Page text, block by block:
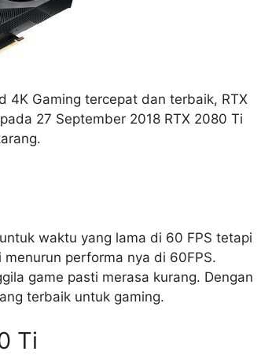
4K Gaming tercepat dan terbaik, RTX
27 September 2018 RTX 2080 Ti
waktu yang lama di 60 FPS tetapi
performa nya di 60FPS.
game pasti merasa kurang. Dengan
terbaik untuk gaming.
Ti